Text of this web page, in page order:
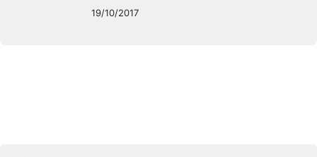
19/10/2017